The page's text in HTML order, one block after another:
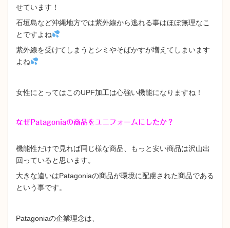
せています！
石垣島など沖縄地方では紫外線から逃れる事はほぼ無理なこ
とですよね
紫外線を受けてしまうと シミやそばかすが増えてしまいます
よね
女性にとってはこのUPF加工は心強い機能になりますね！
なぜPatagoniaの商品をユニフォームにしたか？
機能性だけで見れば同じ様な商品、もっと安い商品は沢山出
回っていると思います。
大きな違いはPatagoniaの商品が環境に配慮された商品である
という事です。
Patagoniaの企業理念は、